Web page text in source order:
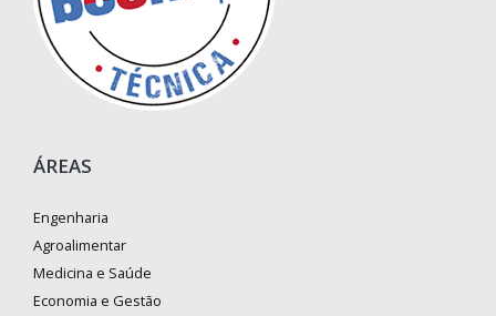
ÁREAS
Engenharia
Agroalimentar
Medicina e Saúde
Economia e Gestão